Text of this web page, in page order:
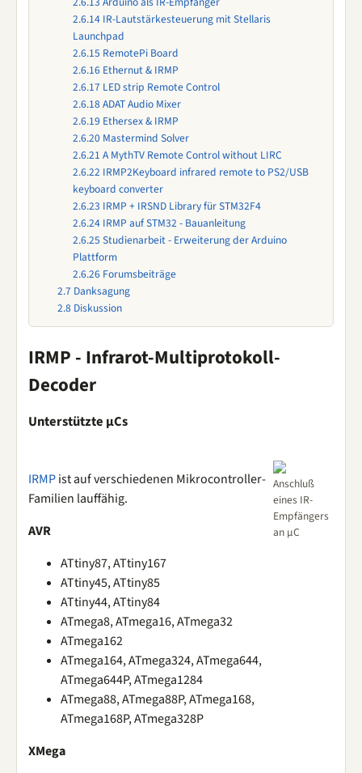
2.6.14 IR-Lautstärkesteuerung mit Stellaris
Launchpad
2.6.15 RemotePi Board
2.6.16 Ethernut & IRMP
2.6.17 LED strip Remote Control
2.6.18 ADAT Audio Mixer
2.6.19 Ethersex & IRMP
2.6.20 Mastermind Solver
2.6.21 A MythTV Remote Control without LIRC
2.6.22 IRMP2Keyboard infrared remote to PS2/USB
keyboard converter
2.6.23 IRMP + IRSND Library für STM32F4
2.6.24 IRMP auf STM32 - Bauanleitung
2.6.25 Studienarbeit - Erweiterung der Arduino
Plattform
2.6.26 Forumsbeiträge
2.7 Danksagung
2.8 Diskussion
IRMP - Infrarot-Multiprotokoll-
Decoder
Unterstützte µCs
IRMPist auf verschiedenen Mikrocontroller-
Familien lauffähig.
AVR
ATtiny87, ATtiny167
ATtiny45, ATtiny85
ATtiny44, ATtiny84
ATmega8, ATmega16, ATmega32
ATmega162
ATmega164, ATmega324, ATmega644,
ATmega644P, ATmega1284
ATmega88, ATmega88P, ATmega168,
ATmega168P, ATmega328P
XMega
Anschluß
eines IR-
Empfängers
an µC